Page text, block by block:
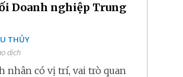
Doanh nghiệp Trung
THỦY
dịch
nhân có vị trí, vai trò quan